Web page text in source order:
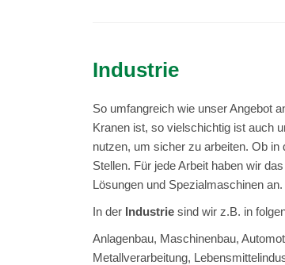
Industrie
So umfangreich wie unser Angebot
Kranen ist, so vielschichtig ist auch
nutzen, um sicher zu arbeiten. Ob
Stellen. Für jede Arbeit haben wir
Lösungen und Spezialmaschinen
In der Industrie sind wir z.B. in
Anlagenbau, Maschinenbau,
Metallverarbeitung,